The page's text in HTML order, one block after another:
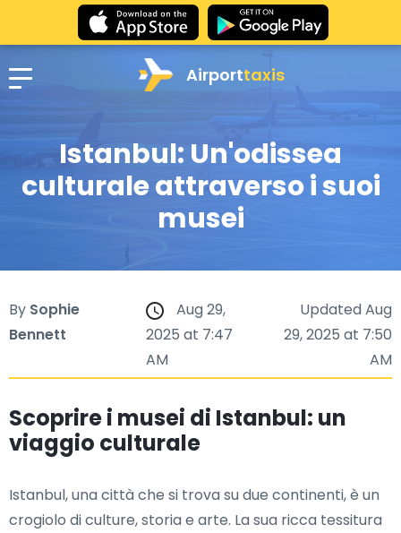
Airporttaxis
Istanbul: Un'odissea
culturale attraverso i suoi
musei
By Sophie
Bennett
Aug 29,
2025 at 7:47
AM
Updated Aug
29, 2025 at 7:50
AM
Scoprire i musei di Istanbul: un
viaggio culturale
Istanbul, una città che si trova su due continenti, è un
crogiolo di culture, storia e arte. La sua ricca tessitura